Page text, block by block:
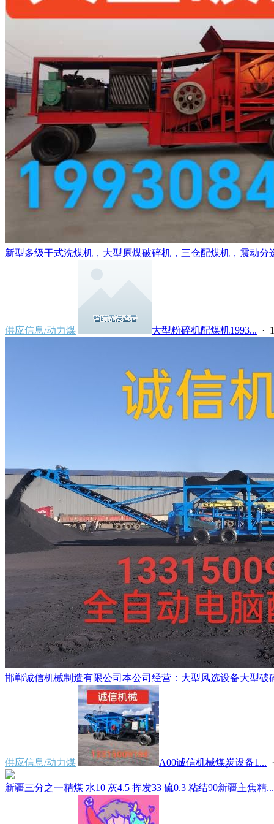
新型多级干式洗煤机，大型原煤破碎机，三仓配煤机，震动分
供应信息/动力煤 大型粉碎机配煤机1993... ·
邯郸诚信机械制造有限公司本公司经营：大型风选设备大型破
供应信息/动力煤 A00诚信机械煤炭设备1...
新疆三分之一精煤 水10 灰4.5 挥发33 硫0.3 粘结90新疆主焦精...